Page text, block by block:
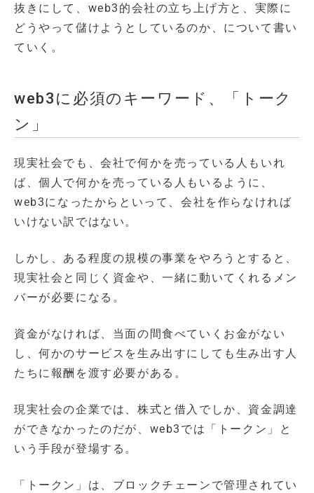
抜きにして、web3的会社の立ち上げ方と、実際に
どうやって儲けようとしているのか、について書い
ていく。
web3に必須のキーワード、「トーク
ン」
現実社会でも、会社で何かを売っている人もいれ
ば、個人で何かを売っている人もいるように、
web3になったからといって、会社を作らなければ
いけない訳ではない。
しかし、ある程度の規模の事業をやろうとすると、
現実社会と同じく資金や、一緒に動いてくれるメン
バーが必要になる。
資金がなければ、当面の間食べていくお金がない
し、何かのサービスを生み出すにしても生み出す人
たちに報酬を渡す必要がある。
現実社会の企業では、株式と借入でしか、資金調達
ができなかったのだが、web3では「トークン」と
いう手段が登場する。
「トークン」は、ブロックチェーンで管理されてい